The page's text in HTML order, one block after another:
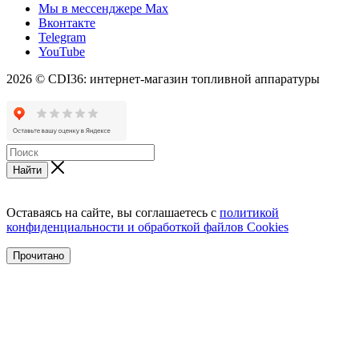
Мы в мессенджере Max
Вконтакте
Telegram
YouTube
2026 © CDI36: интернет-магазин топливной аппаратуры
Найти
Оставаясь на сайте, вы соглашаетесь с политикой
конфиденциальности и обработкой файлов Cookies
Прочитано